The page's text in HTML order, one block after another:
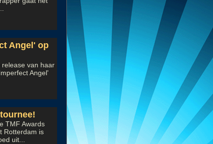
Angel' op
van haar
Angel'
TMF Awards
Rotterdam is
uit...